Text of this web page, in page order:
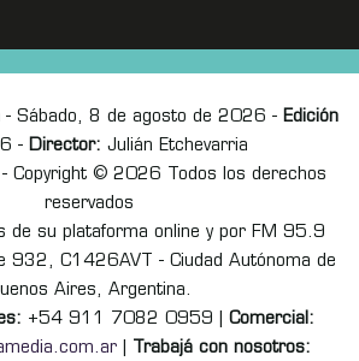
- Sábado, 8 de agosto de 2026 - Edición
- Director: Julián Etchevarria
- Copyright © 2026 Todos los derechos
reservados
de su plataforma online y por FM 95.9
932, C1426AVT - Ciudad Autónoma de
Aires, Argentina.
+54 911 7082 0959 | Comercial:
Trabajá con nosotros: